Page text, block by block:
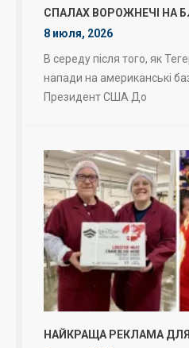
СПАЛАХ ВОРОЖНЕЧІ НА
8 июля, 2026
В середу після того, як
напади на американські
Президент США До
НАЙКРАЩА РЕКЛАМА ДЛЯ